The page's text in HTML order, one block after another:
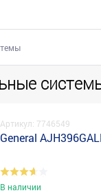
Артикул: 7746549
General
В наличии